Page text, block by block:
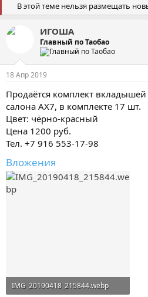
т
о
р
т
м
т
а
н
а
ч
а
В этой теме нельзя размещать
ИГОША
Главный по Таобао
18 Апр 2019
Продаётся комплект
салона АХ7, в комплекте 17 шт.
Цвет: чёрно-красный
Цена 1200 руб.
Тел. +7 916 553-17-98
Вложения
IMG_20190418_215844.webp